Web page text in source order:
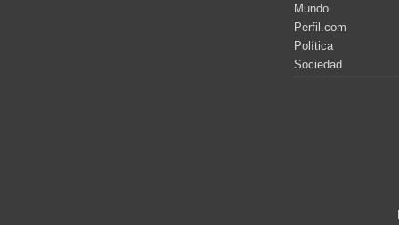
Mundo
Perfil.com
Política
Sociedad